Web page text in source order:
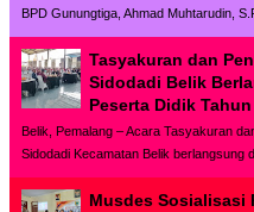
BPD Gunungtiga, Ahmad Muhtarudin,
Tasyakuran dan
Sidodadi Belik
Peserta Didik
Belik, Pemalang – Acara Tasyakuran
Sidodadi Kecamatan Belik berlangsung
Musdes Sosialisasi